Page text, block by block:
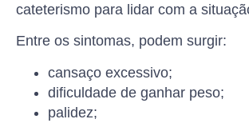
cateterismo para lidar com a
Entre os sintomas, podem surgir:
cansaço excessivo;
dificuldade de ganhar peso;
palidez;